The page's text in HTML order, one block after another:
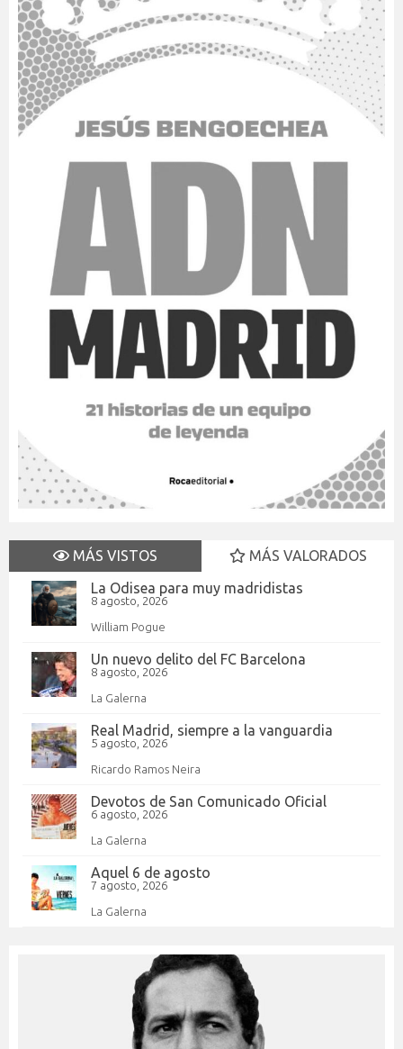
MÁS VISTOS
MÁS VALORADOS
La Odisea para muy madridistas
8 agosto, 2026
William Pogue
Un nuevo delito del FC Barcelona
8 agosto, 2026
La Galerna
Real Madrid, siempre a la vanguardia
5 agosto, 2026
Ricardo Ramos Neira
Devotos de San Comunicado Oficial
6 agosto, 2026
La Galerna
Aquel 6 de agosto
7 agosto, 2026
La Galerna